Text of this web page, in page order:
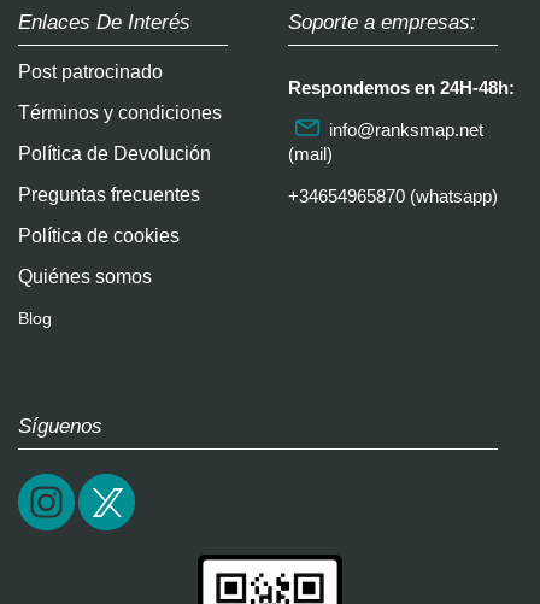
Enlaces De Interés
Post patrocinado
Términos y condiciones
Política de Devolución
Preguntas frecuentes
Política de cookies
Quiénes somos
Blog
Soporte a empresas:
Respondemos en 24H-48h:
info@ranksmap.net
(mail)
+34654965870 (whatsapp)
Síguenos